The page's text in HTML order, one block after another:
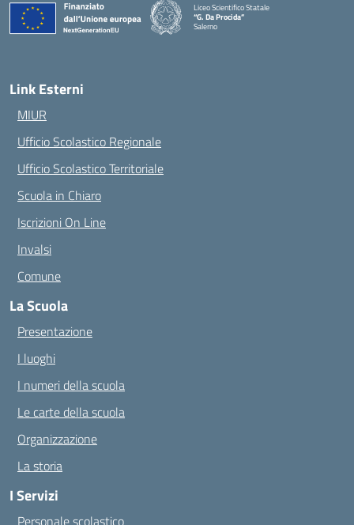
Liceo Scientifico Statale
“G. Da Procida”
Salerno
Link Esterni
MIUR
Ufficio Scolastico Regionale
Ufficio Scolastico Territoriale
Scuola in Chiaro
Iscrizioni On Line
Invalsi
Comune
La Scuola
Presentazione
I luoghi
I numeri della scuola
Le carte della scuola
Organizzazione
La storia
I Servizi
Personale scolastico